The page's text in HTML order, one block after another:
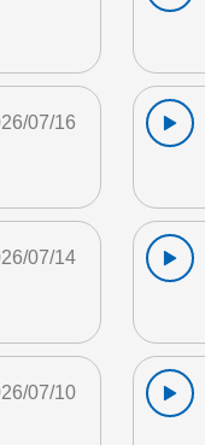
07/16
07/14
07/10